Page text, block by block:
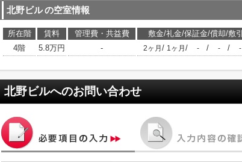
北野ビルの空室情報
所在階 賃料 管理費・共益費 敷金/礼金/保証金/償却/敷引
4階
5.8万円 - 2ヶ月 / 1ヶ月 / - / - / -
北野ビルへのお問い合わせ